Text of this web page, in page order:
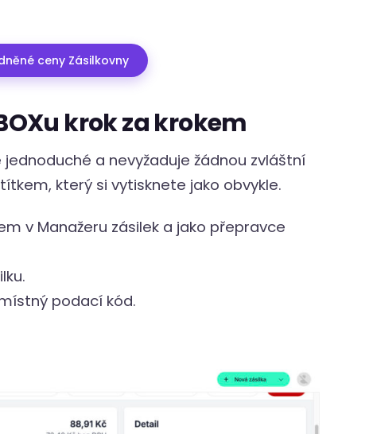
ceny Zásilkovny
krok za krokem
a nevyžaduje žádnou zvláštní
který si vytisknete jako obvykle.
v Manažeru zásilek a jako přepravce
podací kód.